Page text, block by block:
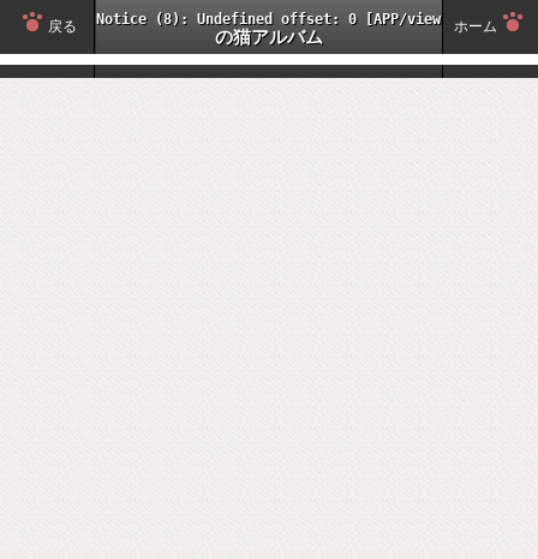
Notice (8) : Undefined offset: 0 [APP/views/
の猫アルバム
戻る ホーム